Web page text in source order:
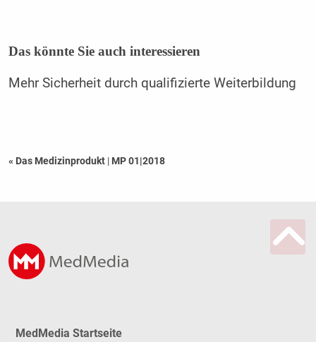
Das könnte Sie auch interessieren
Mehr Sicherheit durch qualifizierte Weiterbildung
« Das Medizinprodukt | MP 01|2018
MedMedia Startseite